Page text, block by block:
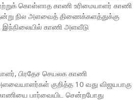
ஏற்றுக் கொள்ளாத காணி உரிமையாளர் காணி
நில அளவைத் திணைக்களத்துக்கு
இந்நிலையில் காணி அளவீடு
பிரதேச செயலக காணி
குறித்த 10 வது விஜயபாகு
காணியை பார்வையிட சென்றபோது